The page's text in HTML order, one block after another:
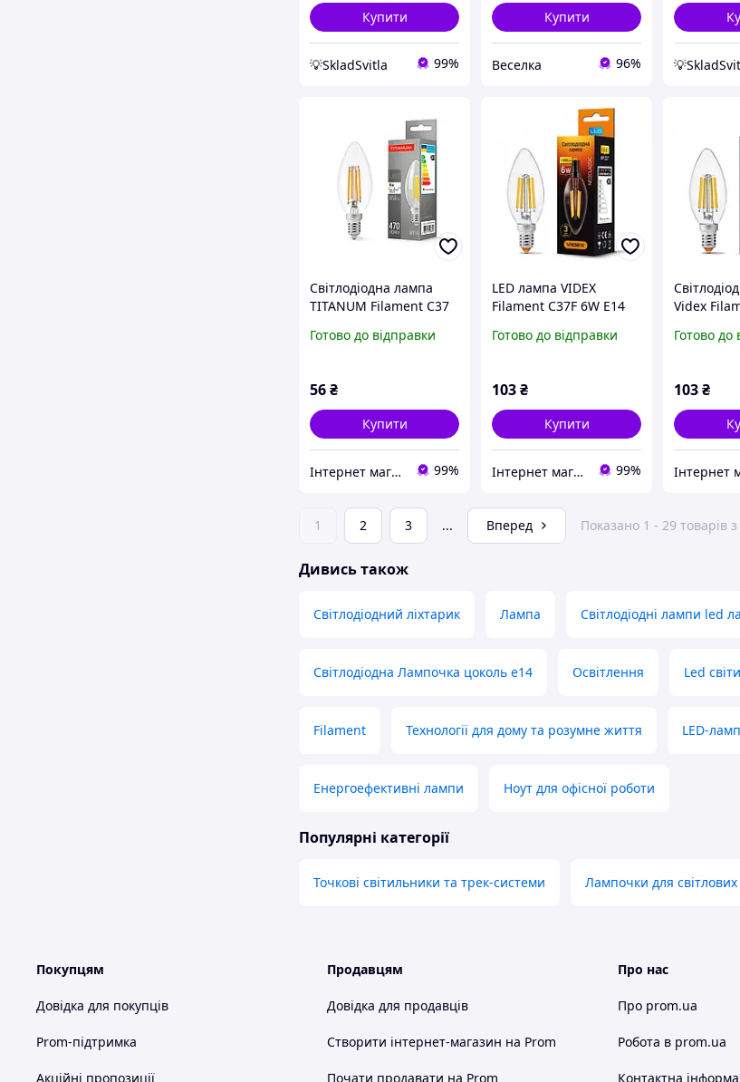
Купити
💡SkladSvitla 99%
Купити
Веселка 96%
Світлодіодна лампа
TITANUM Filament C37
(TLFC3704144)
Готово до відправки
56₴
Купити
Інтернет магазин "Nomba". 99%
LED лампа VIDEX
Filament C37F 6W E14
Готово до відправки
103₴
Купити
Інтернет магазин "Nomba". 99%
Videx
06144
Готово до
103₴
1 2 3 ... Вперед Показано 1 - 29 товарів
Дивись також
Світлодіодний ліхтарик Лампа Світлодіодні лампи led
Світлодіодна Лампочка цоколь е14 Освітлення Led
Filament Технології для дому та розумне життя LED-
Енергоефективні лампи Ноут для офісної роботи
Популярні категорії
Точкові світильники та трек-системи Лампочки для
Покупцям
Довідка для покупців
Prom-підтримка
Акційні пропозиції
Продавцям
Довідка для продавців
Створити інтернет-магазин на Prom
Почати продавати на Prom
Про нас
Про prom.ua
Робота в prom.ua
Контактна